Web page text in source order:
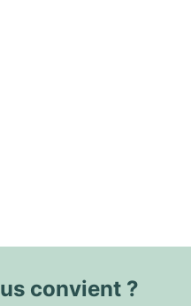
convient ?